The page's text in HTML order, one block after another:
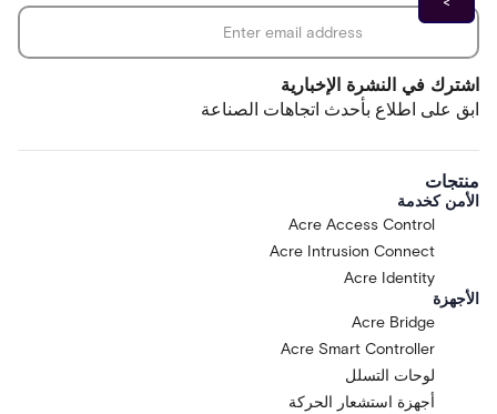
اشترك في النشرة الإخبارية
ابق على اطلاع بأحدث اتجاهات الصناعة
منتجات
الأمن كخدمة
Acre Access Control
Acre Intrusion Connect
Acre Identity
الأجهزة
Acre Bridge
Acre Smart Controller
لوحات التسلل
أجهزة استشعار الحركة